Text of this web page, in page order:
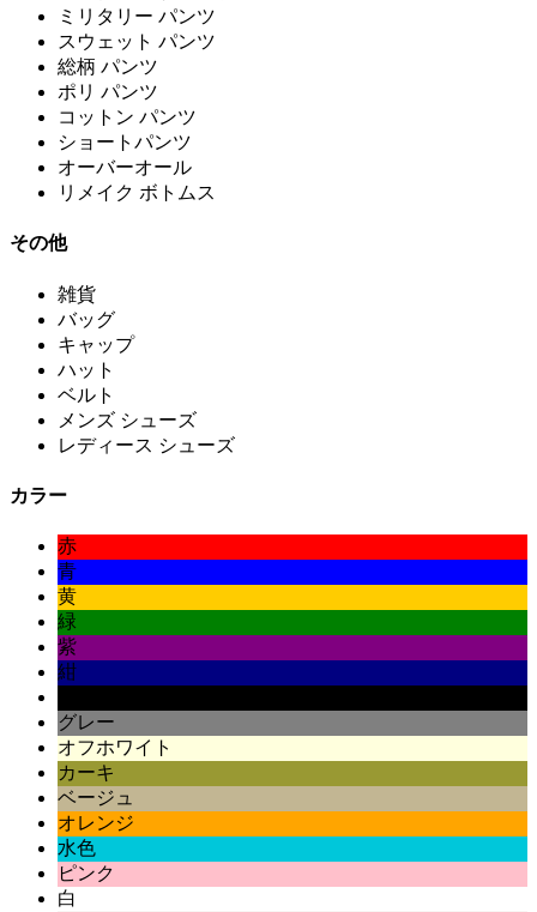
ミリタリー パンツ
スウェット パンツ
総柄 パンツ
ポリ パンツ
コットン パンツ
ショートパンツ
オーバーオール
リメイク ボトムス
その他
雑貨
バッグ
キャップ
ハット
ベルト
メンズ シューズ
レディース シューズ
カラー
赤
青
黄
緑
紫
紺
グレー
オフホワイト
カーキ
ベージュ
オレンジ
水色
ピンク
白